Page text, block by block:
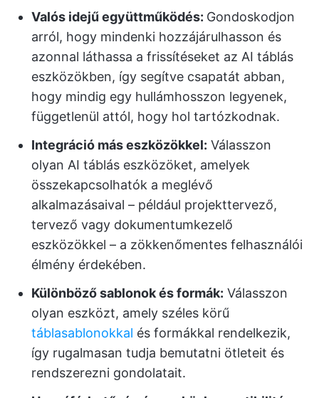
Valós idejű együttműködés: Gondoskodjon
arról, hogy mindenki hozzájárulhasson és
azonnal láthassa a frissítéseket az AI táblás
eszközökben, így segítve csapatát abban,
hogy mindig egy hullámhosszon legyenek,
függetlenül attól, hogy hol tartózkodnak.
Integráció más eszközökkel: Válasszon
olyan AI táblás eszközöket, amelyek
összekapcsolhatók a meglévő
alkalmazásaival – például projekttervező,
tervező vagy dokumentumkezelő
eszközökkel – a zökkenőmentes felhasználói
élmény érdekében.
Különböző sablonok és formák: Válasszon
olyan eszközt, amely széles körű
táblasablonokkal és formákkal rendelkezik,
így rugalmasan tudja bemutatni ötleteit és
rendszerezni gondolatait.